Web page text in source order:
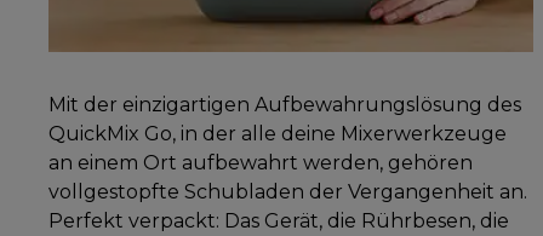
Mit der einzigartigen Aufbewahrungslösung des
QuickMix Go, in der alle deine Mixerwerkzeuge
an einem Ort aufbewahrt werden, gehören
vollgestopfte Schubladen der Vergangenheit an.
Perfekt verpackt: Das Gerät, die Rührbesen, die